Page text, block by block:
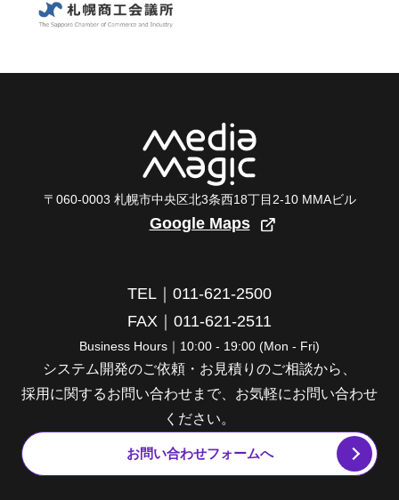
〒060-0003 札幌市中央区北3条西18丁目2-10 MMAビル
Google Maps
TEL｜011-621-2500
FAX｜011-621-2511
Business Hours｜10:00 - 19:00 (Mon - Fri)
システム開発のご依頼・お見積りのご相談から、
採用に関するお問い合わせまで、お気軽にお問い合わせ
ください。
お問い合わせフォームへ